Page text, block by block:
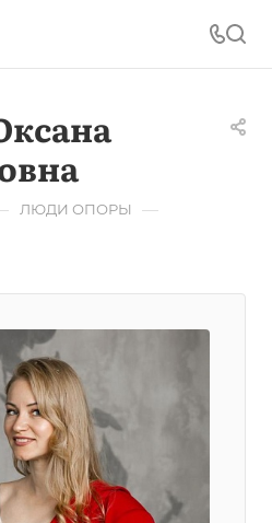
ЛЮДИ ОПОРЫ —